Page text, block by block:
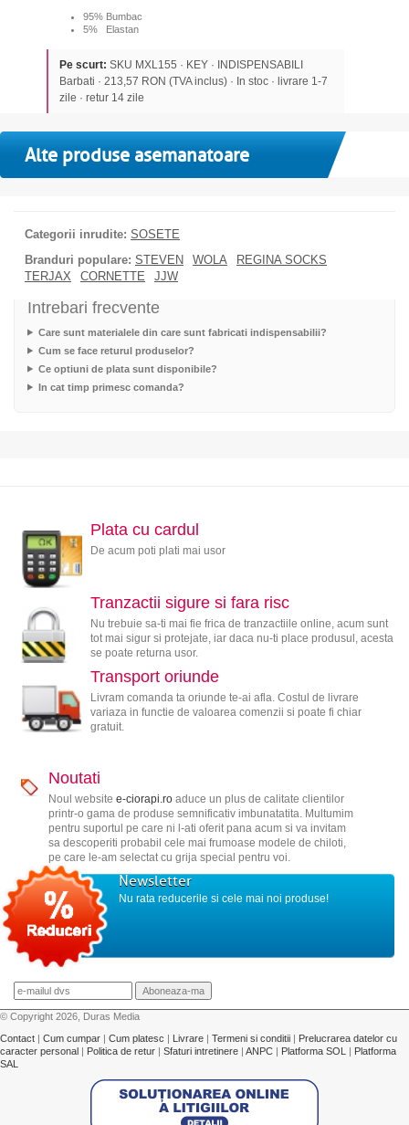
95% Bumbac
5% Elastan
Pe scurt: SKU MXL155 · KEY · INDISPENSABILI
Barbati · 213,57 RON (TVA inclus) · In stoc · livrare 1-7
zile · retur 14 zile
Alte produse asemanatoare
Categorii inrudite: SOSETE
Branduri populare: STEVEN WOLA
REGINA SOCKS
TERJAX
CORNETTE JJW
Intrebari frecvente
Care sunt materialele din care sunt fabricati indispensabilii?
Cum se face returul produselor?
Ce optiuni de plata sunt disponibile?
In cat timp primesc comanda?
Plata cu cardul
De acum poti plati mai usor
Tranzactii sigure si fara risc
Nu trebuie sa-ti mai fie frica de tranzactiile online, acum sunt
tot mai sigur si protejate, iar daca nu-ti place produsul, acesta
se poate returna usor.
Transport oriunde
Livram comanda ta oriunde te-ai afla. Costul de livrare
variaza in functie de valoarea comenzii si poate fi chiar
gratuit.
Noutati
Noul website e-ciorapi.roaduce un plus de calitate clientilor
printr-o gama de produse semnificativ imbunatatita. Multumim
pentru suportul pe care ni l-ati oferit pana acum si va invitam
sa descoperiti probabil cele mai frumoase modele de chiloti,
pe care le-am selectat cu grija special pentru voi.
Newsletter
Nu rata reducerile si cele mai noi produse!
© Copyright 2026, Duras Media
Contact
Cum cumpar Cum platesc Livrare Termeni si conditii
Prelucrarea datelor cu
caracter personal
Politica de retur Sfaturi intretinere ANPC Platforma SOL
Platforma
SAL